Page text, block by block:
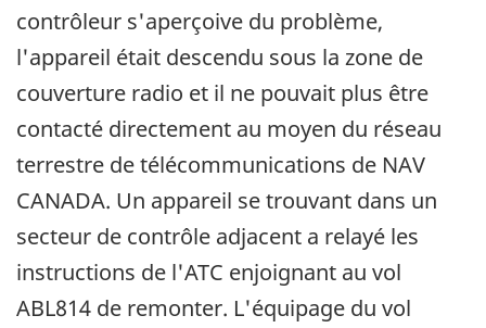
contrôleur s'aperçoive du problème,
l'appareil était descendu sous la zone de
couverture radio et il ne pouvait plus être
contacté directement au moyen du réseau
terrestre de télécommunications de NAV
CANADA. Un appareil se trouvant dans un
secteur de contrôle adjacent a relayé les
instructions de l'ATC enjoignant au vol
ABL814 de remonter. L'équipage du vol